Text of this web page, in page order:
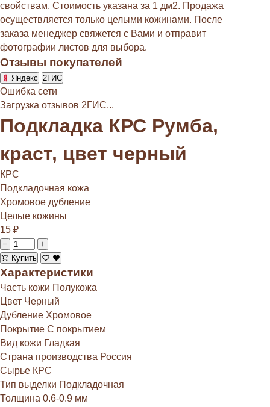
свойствам. Стоимость указана за 1 дм2. Продажа
осуществляется только целыми кожинами. После
заказа менеджер свяжется с Вами и отправит
фотографии листов для выбора.
Отзывы покупателей
Яндекс 2ГИС
Ошибка сети
Загрузка отзывов 2ГИС...
Подкладка КРС Румба,
краст, цвет черный
КРС
Подкладочная кожа
Хромовое дубление
Целые кожины
15 ₽
Купить
Характеристики
Часть кожи Полукожа
Цвет Черный
Дубление Хромовое
Покрытие С покрытием
Вид кожи Гладкая
Страна производства Россия
Сырье КРС
Тип выделки Подкладочная
Толщина 0.6-0.9 мм